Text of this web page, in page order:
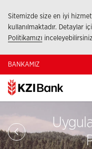
Sitemizde size en iyi
kullanılmaktadır. Detaylar
Politikamızı
BANKAMIZ